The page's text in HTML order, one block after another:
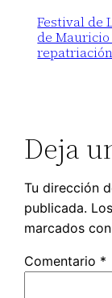
Festival de
de
repatriación
Deja
Tu dirección
publicada.
marcados con
Comentario *